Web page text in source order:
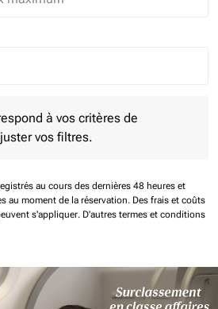
trip Selected
à vos critères de
vos filtres.
au cours des dernières 48 heures et
au moment de la réservation. Des frais et coûts
s'appliquer. D'autres termes et conditions